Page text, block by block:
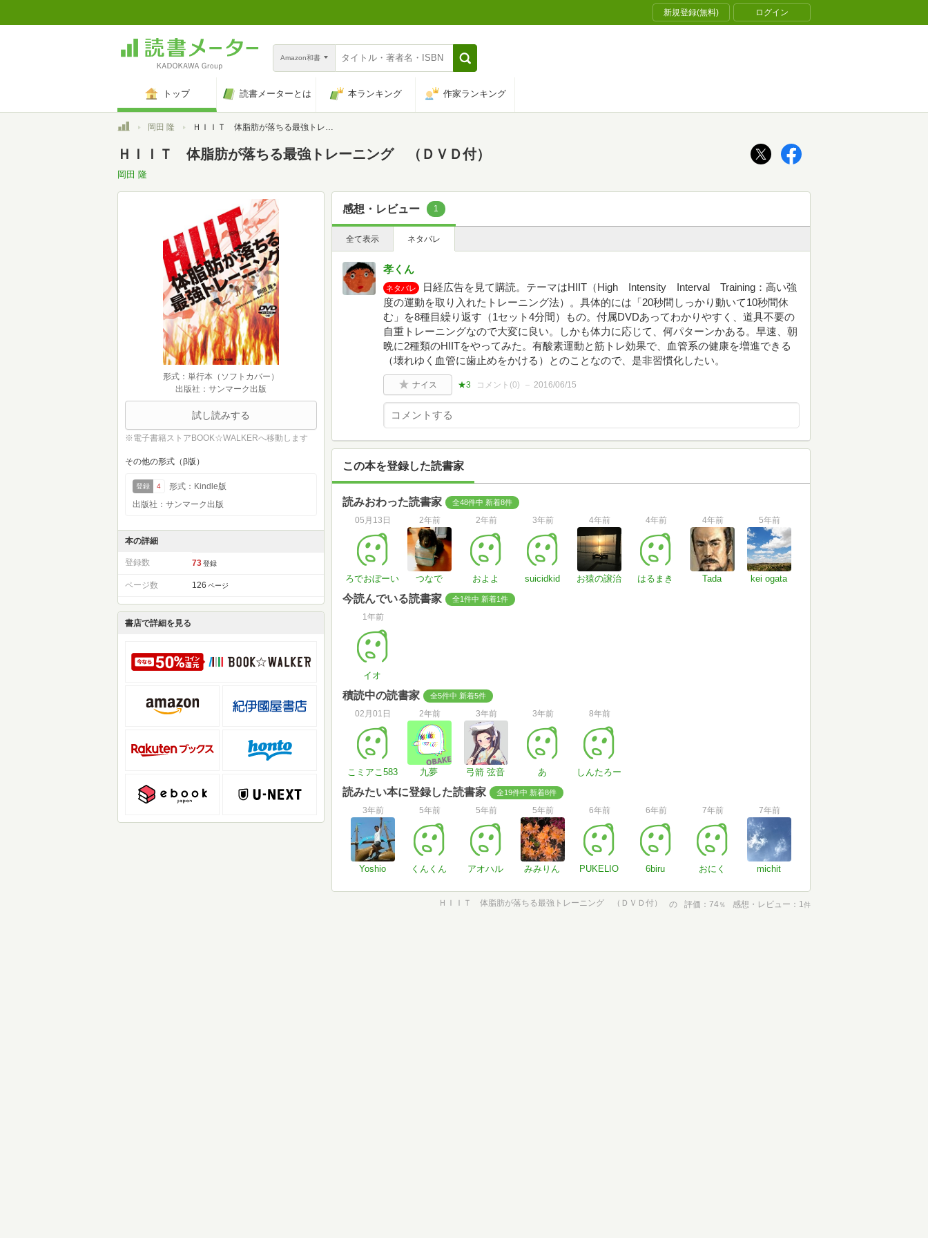
新規登録(無料) ログイン
Amazon和書
トップ 読書メーターとは 本ランキング 作家ランキング
トップ岡田 隆 ＨＩＩＴ 体脂肪が落ちる最強トレーニング （ＤＶＤ付）
ＨＩＩＴ 体脂肪が落ちる最強トレーニング （ＤＶＤ付）
岡田 隆
形式：単行本（ソフトカバー）
出版社：サンマーク出版
試し読みする
※電子書籍ストアBOOK☆WALKERへ移動します
その他の形式（β版）
登録 4
形式：Kindle版
出版社：サンマーク出版
本の詳細
登録数 73 登録
ページ数 126 ページ
書店で詳細を見る
感想・レビュー 1
全て表示 ネタバレ
孝くん
ネタバレ
日経広告を見て購読。テーマはHIIT（High Intensity Interval Training：高い強
度の運動を取り入れたトレーニング法）。具体的には「20秒間しっかり動いて10秒間休
む」を8種目繰り返す（1セット4分間）もの。付属DVDあってわかりやすく、道具不要の
自重トレーニングなので大変に良い。しかも体力に応じて、何パターンかある。早速、朝
晩に2種類のHIITをやってみた。有酸素運動と筋トレ効果で、血管系の健康を増進できる
（壊れゆく血管に歯止めをかける）とのことなので、是非習慣化したい。
ナイス ★3 コメント(0) 2016/06/15
この本を登録した読書家
読みおわった読書家 全48件中 新着8件
05月13日
ろでおぼーい
2年前
つなで
2年前
およよ
3年前
suicidkid
4年前
お猿の譲治
4年前
はるまき
4年前
Tada
5年前
kei ogata
今読んでいる読書家 全1件中 新着1件
1年前
イオ
積読中の読書家 全5件中 新着5件
02月01日
こミアこ583
2年前
九夢
3年前
弓箭 弦音
3年前
あ
8年前
しんたろー
読みたい本に登録した読書家 全19件中 新着8件
3年前
Yoshio
5年前
くんくん
5年前
アオハル
5年前
みみりん
6年前
PUKELIO
6年前
6biru
7年前
おにく
7年前
michit
ＨＩＩＴ 体脂肪が落ちる最強トレーニング （ＤＶＤ付） の 評価 74％ 感想・レビュー 1件